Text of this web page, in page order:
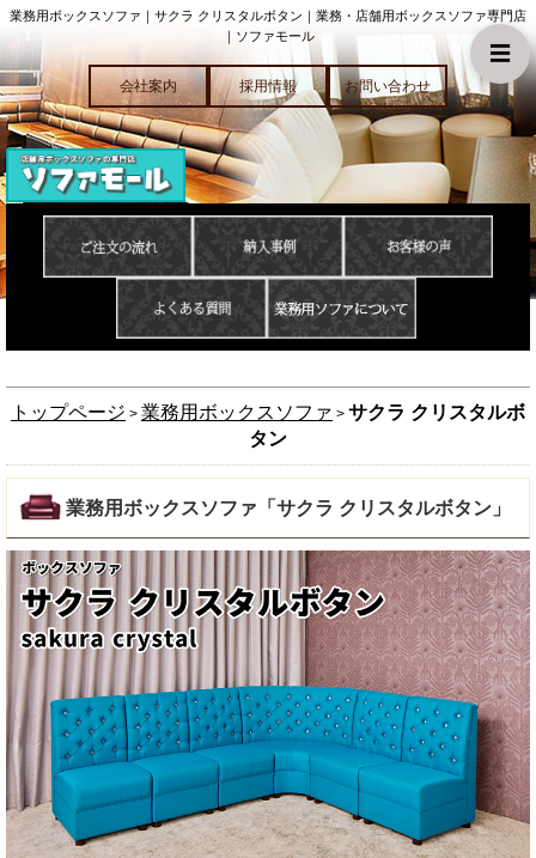
業務用ボックスソファ｜サクラ クリスタルボタン｜業務・店舗用ボックスソファ専門店
｜ソファモール
会社案内 採用情報 お問い合わせ
トップページ > 業務用ボックスソファ > サクラ クリスタルボ
タン
業務用ボックスソファ「サクラ クリスタルボタン」
☰